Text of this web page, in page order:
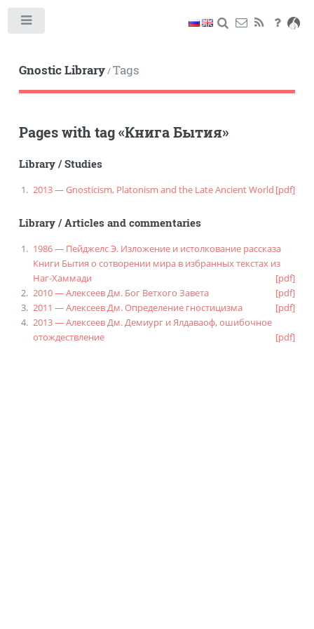
Gnostic Library/Tags
Pages with tag«Книга Бытия»
Library/Studies
2013 — Gnosticism, Platonism and the Late Ancient World [pdf]
Library/Articles and commentaries
1986 — Пейджелс Э. Изложение и истолкование рассказа
Книги Бытия о сотворении мира в избранных текстах из
Наг-Хаммади
[pdf]
2010 — Алексеев Дм. Бог Ветхого Завета
[pdf]
2011 — Алексеев Дм. Определение гностицизма
[pdf]
2013 — Алексеев Дм. Демиург и Ялдаваоф, ошибочное
отождествление
[pdf]